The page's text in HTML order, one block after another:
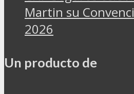
Martin su
2026
Un producto de